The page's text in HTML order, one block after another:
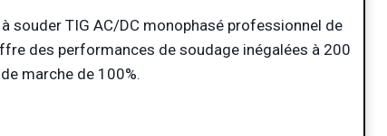
souder TIG AC/DC monophasé professionnel de
des performances de soudage inégalées à 200
marche de 100%.